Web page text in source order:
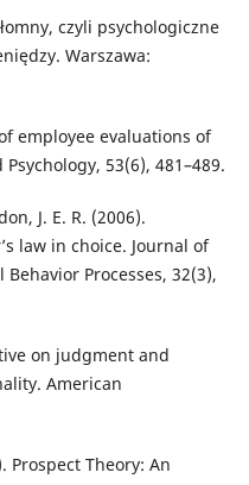
czyli psychologiczne
Warszawa:
employee evaluations of
53(6), 481–489.
J. E. R. (2006).
law in choice. Journal of
Processes, 32(3),
on judgment and
American
Prospect Theory: An